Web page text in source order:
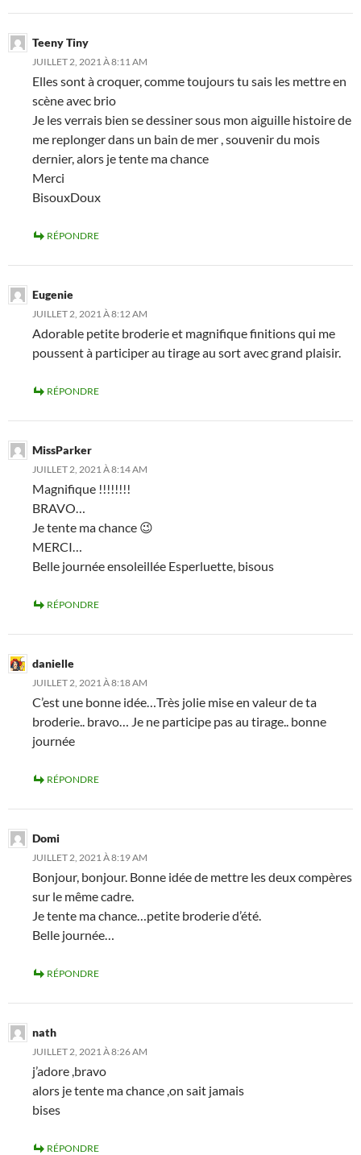
Teeny Tiny
JUILLET 2, 2021 À 8:11 AM
Elles sont à croquer, comme toujours tu sais les mettre en
scène avec brio
Je les verrais bien se dessiner sous mon aiguille histoire de
me replonger dans un bain de mer , souvenir du mois
dernier, alors je tente ma chance
Merci
BisouxDoux
RÉPONDRE
Eugenie
JUILLET 2, 2021 À 8:12 AM
Adorable petite broderie et magnifique finitions qui me
poussent à participer au tirage au sort avec grand plaisir.
RÉPONDRE
MissParker
JUILLET 2, 2021 À 8:14 AM
Magnifique !!!!!!!!
BRAVO…
Je tente ma chance 😉
MERCI…
Belle journée ensoleillée Esperluette, bisous
RÉPONDRE
danielle
JUILLET 2, 2021 À 8:18 AM
C’est une bonne idée…Très jolie mise en valeur de ta
broderie.. bravo… Je ne participe pas au tirage.. bonne
journée
RÉPONDRE
Domi
JUILLET 2, 2021 À 8:19 AM
Bonjour, bonjour. Bonne idée de mettre les deux compères
sur le même cadre.
Je tente ma chance…petite broderie d’été.
Belle journée…
RÉPONDRE
nath
JUILLET 2, 2021 À 8:26 AM
j’adore ,bravo
alors je tente ma chance ,on sait jamais
bises
RÉPONDRE